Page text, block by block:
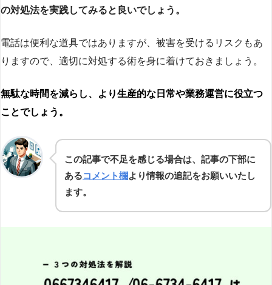
の対処法を実践してみると良いでしょう。
電話は便利な道具ではありますが、被害を受けるリスクもあ
りますので、適切に対処する術を身に着けておきましょう。
無駄な時間を減らし、より生産的な日常や業務運営に役立つ
ことでしょう。
この記事で不足を感じる場合は、記事の下部に
あるコメント欄より情報の追記をお願いいたし
ます。